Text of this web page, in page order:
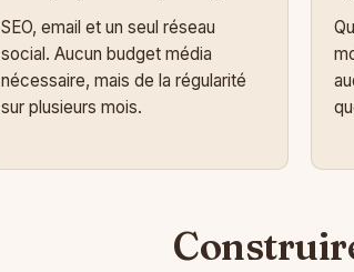
SEO, email et un seul réseau
social. Aucun budget média
nécessaire, mais de la régularité
sur plusieurs mois.